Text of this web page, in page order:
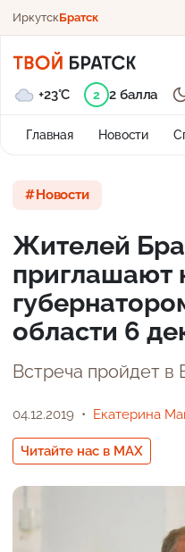
ИркутскБратск
Главная Новости
+23°C 2 2 балла
Новости
Жителей
приглашают
области 6
Встреча пройдет в
04.12.2019 Екатерина
Читайте нас в MAX